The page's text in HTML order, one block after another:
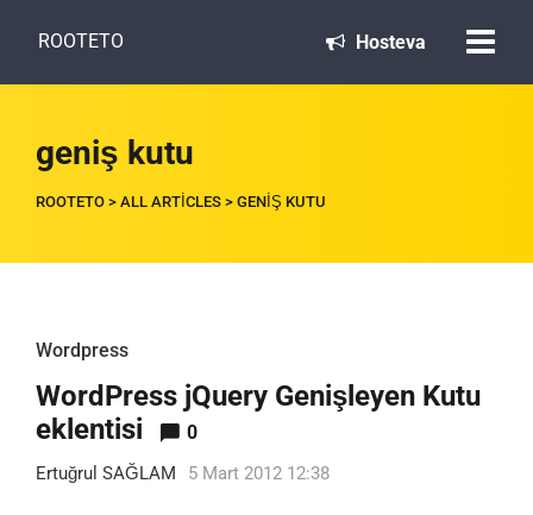
ROOTETO Hosteva
geniş kutu
ROOTETO > ALL ARTICLES > GENIŞ KUTU
Wordpress
WordPress jQuery Genişleyen Kutu
eklentisi
0
Ertuğrul SAĞLAM 5 Mart 2012 12:38